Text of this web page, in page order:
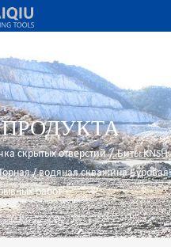
скрытых отверстий/Биты KNSH
Горная / водяная скважина Буровая
работ